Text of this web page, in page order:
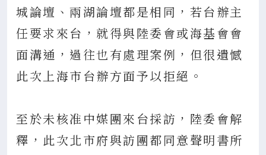
城論壇、兩湖論壇都是相同，若台辦主
任要求來台，就得與陸委會或海基會會
面溝通，過往也有處理案例，但很遺憾
此次上海市台辦方面予以拒絕。
至於未核准中媒團來台採訪，陸委會解
釋，此次北市府與訪團都同意聲明書所